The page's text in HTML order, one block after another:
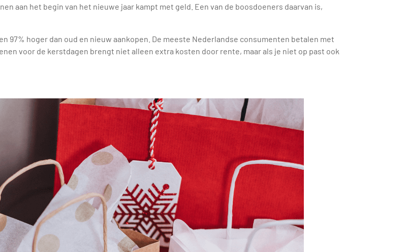
aan het begin van het nieuwe jaar kampt met geld. Een van de boosdoeners daarvan is,
97% hoger dan oud en nieuw aankopen. De meeste Nederlandse consumenten betalen met
voor de kerstdagen brengt niet alleen extra kosten door rente, maar als je niet op past ook